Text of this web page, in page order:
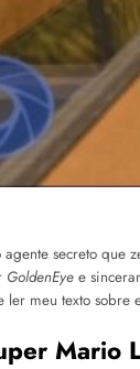
secreto que
GoldenEye e
ler meu texto sobre
Mario